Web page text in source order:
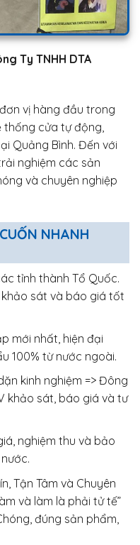
Ty TNHH DTA
vị hàng đầu trong
thống cửa tự động,
Quảng Bình. Đến với
nghiệm các sản
và chuyên nghiệp
NHANH
tỉnh thành Tổ Quốc.
khảo sát và báo giá tốt
mới nhất, hiện đại
100% từ nước ngoài.
kinh nghiệm => Đông
khảo sát, báo giá và tư
nghiệm thu và bảo
Tận Tâm và Chuyên
và làm là phải tử tế”
đúng sản phẩm,